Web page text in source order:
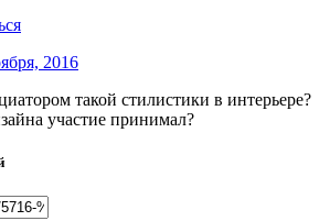
2016
такой стилистики в интерьере?
участие принимал?